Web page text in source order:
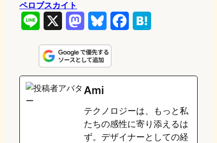
ペロブスカイト
n
e
s
t
o
d
o
u
e
k
y
e
o
o
e
a
Ami
テクノロジーは、もっと私
たちの感性に寄り添えるは
ず。デザイナーとしての経